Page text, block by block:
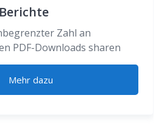
Zahl an
PDF-Downloads sharen
Mehr dazu